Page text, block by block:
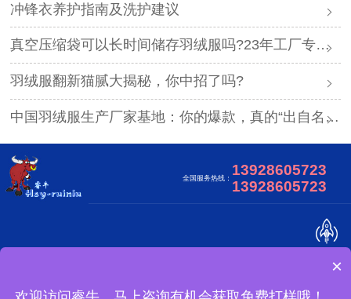
冲锋衣养护指南及洗护建议
真空压缩袋可以长时间储存羽绒服吗?23年工厂专业解答
羽绒服翻新猫腻大揭秘，你中招了吗?
中国羽绒服生产厂家基地：你的爆款，真的“出自名门”吗？
全国服务热线： 13928605723
13928605723
广东睿牛制衣有限公司 版权所有
×